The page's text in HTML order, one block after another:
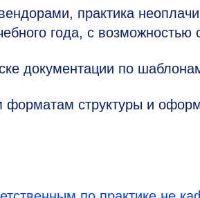
практика
года, с
документации по
форматам структуры и